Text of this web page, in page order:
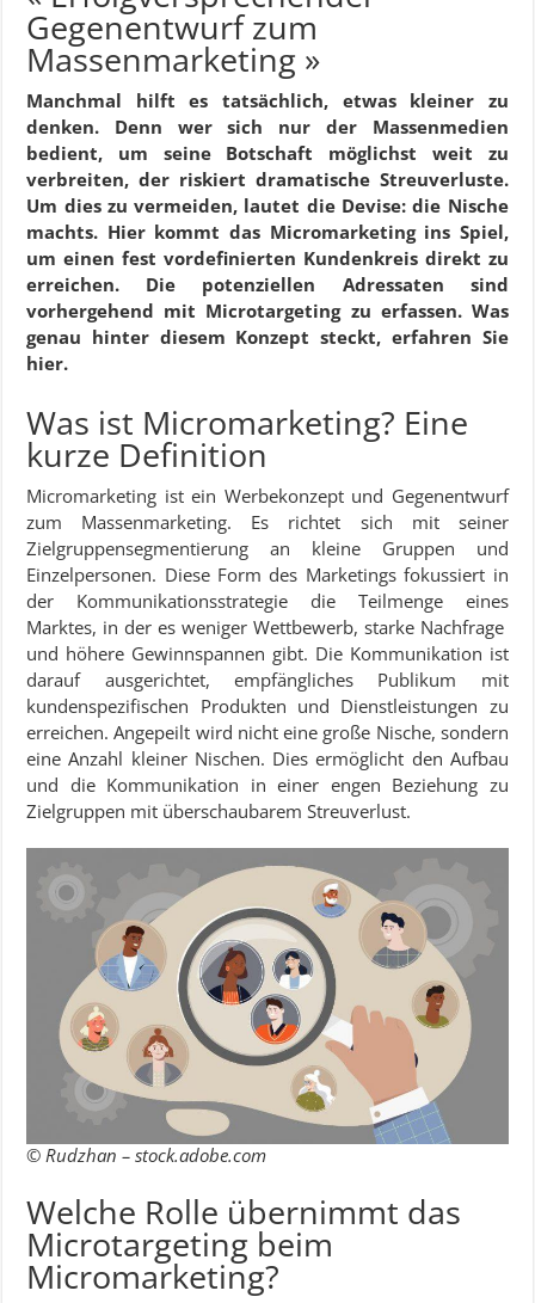
Gegenentwurf zum
Massenmarketing »
Manchmal hilft es tatsächlich, etwas kleiner zu
denken. Denn wer sich nur der Massenmedien
bedient, um seine Botschaft möglichst weit zu
verbreiten, der riskiert dramatische Streuverluste.
Um dies zu vermeiden, lautet die Devise: die Nische
machts. Hier kommt das Micromarketing ins Spiel,
um einen fest vordefinierten Kundenkreis direkt zu
erreichen. Die potenziellen Adressaten sind
vorhergehend mit Microtargeting zu erfassen. Was
genau hinter diesem Konzept steckt, erfahren Sie
hier.
Was ist Micromarketing? Eine
kurze Definition
Micromarketing ist ein Werbekonzept und Gegenentwurf
zum Massenmarketing. Es richtet sich mit seiner
Zielgruppensegmentierung an kleine Gruppen und
Einzelpersonen. Diese Form des Marketings fokussiert in
der Kommunikationsstrategie die Teilmenge eines
Marktes, in der es weniger Wettbewerb, starke Nachfrage
und höhere Gewinnspannen gibt. Die Kommunikation ist
darauf ausgerichtet, empfängliches Publikum mit
kundenspezifischen Produkten und Dienstleistungen zu
erreichen. Angepeilt wird nicht eine große Nische, sondern
eine Anzahl kleiner Nischen. Dies ermöglicht den Aufbau
und die Kommunikation in einer engen Beziehung zu
Zielgruppen mit überschaubarem Streuverlust.
© Rudzhan – stock.adobe.com
Welche Rolle übernimmt das
Microtargeting beim
Micromarketing?